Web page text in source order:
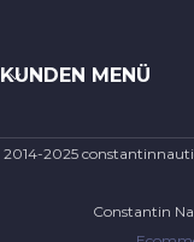
KUNDEN MENÜ
2014-2025
Constantin